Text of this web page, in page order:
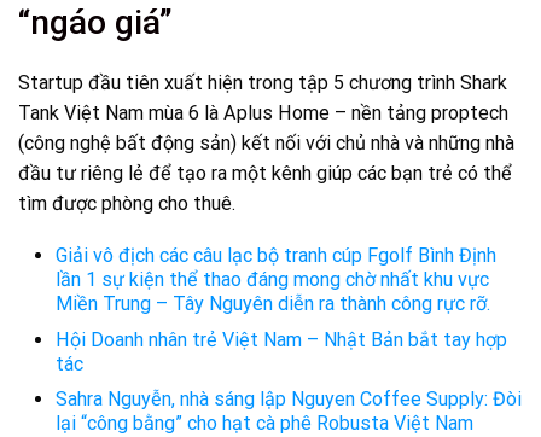
“ngáo giá”
Startup đầu tiên xuất hiện trong tập 5 chương trình Shark
Tank Việt Nam mùa 6 là Aplus Home – nền tảng proptech
(công nghệ bất động sản) kết nối với chủ nhà và những nhà
đầu tư riêng lẻ để tạo ra một kênh giúp các bạn trẻ có thể
tìm được phòng cho thuê.
Giải vô địch các câu lạc bộ tranh cúp Fgolf Bình Định
lần 1 sự kiện thể thao đáng mong chờ nhất khu vực
Miền Trung – Tây Nguyên diễn ra thành công rực rỡ.
Hội Doanh nhân trẻ Việt Nam – Nhật Bản bắt tay hợp
tác
Sahra Nguyễn, nhà sáng lập Nguyen Coffee Supply: Đòi
lại “công bằng” cho hạt cà phê Robusta Việt Nam